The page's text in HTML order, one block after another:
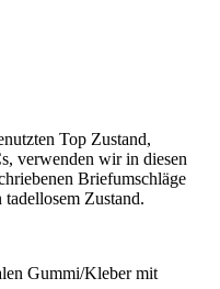
Top Zustand,
verwenden wir in diesen
Briefumschläge
Zustand.
Gummi/Kleber mit